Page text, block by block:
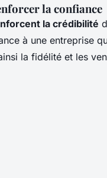
la confiance
la crédibilité
à une entreprise
la fidélité et les